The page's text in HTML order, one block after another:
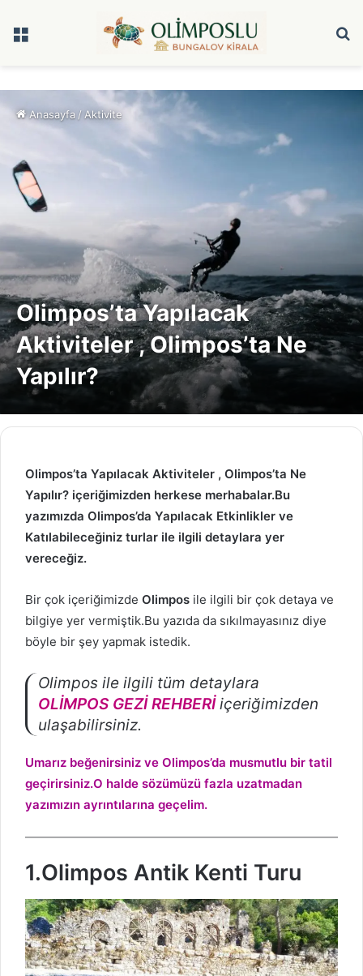
Menü
Anasayfa / Aktivite
Olimpos’ta Yapılacak
Aktiviteler , Olimpos’ta Ne
Yapılır?
Olimpos’ta Yapılacak Aktiviteler , Olimpos’ta Ne
Yapılır? içeriğimizden herkese merhabalar.Bu
yazımızda Olimpos’da Yapılacak Etkinlikler ve
Katılabileceğiniz turlar ile ilgili detaylara yer
vereceğiz.
Bir çok içeriğimizde Olimpos ile ilgili bir çok detaya ve
bilgiye yer vermiştik.Bu yazıda da sıkılmayasınız diye
böyle bir şey yapmak istedik.
Olimpos ile ilgili tüm detaylara
OLİMPOS GEZİ REHBERİiçeriğimizden
ulaşabilirsiniz.
Umarız beğenirsiniz ve Olimpos’da musmutlu bir tatil
geçirirsiniz.O halde sözümüzü fazla uzatmadan
yazımızın ayrıntılarına geçelim.
1.Olimpos Antik Kenti Turu